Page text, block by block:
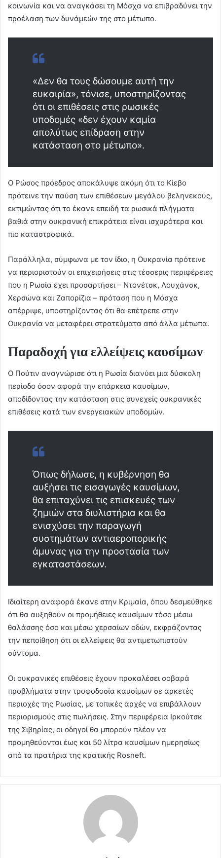
κοινωνία και να αναγκάσει τη Μόσχα να επιβραδύνει την
προέλαση των δυνάμεών της στο μέτωπο.
«Δεν θα τους δώσουμε αυτή την
ευκαιρία», τόνισε, υποστηρίζοντας
ότι οι επιθέσεις στις ρωσικές
υποδομές «δεν έχουν καμία
απολύτως επίδραση στην
κατάσταση στο μέτωπο».
Ο Ρώσος πρόεδρος αποκάλυψε ακόμη ότι το Κίεβο
πρότεινε την παύση των επιθέσεων μεγάλου βεληνεκούς,
εκτιμώντας ότι το έκανε επειδή τα ρωσικά πλήγματα
βαθιά στην ουκρανική επικράτεια είναι ισχυρότερα και
πιο καταστροφικά.
Παράλληλα, σύμφωνα με τον ίδιο, η Ουκρανία πρότεινε
να περιοριστούν οι επιχειρήσεις στις τέσσερις περιφέρειες
που η Ρωσία έχει προσαρτήσει – Ντονέτσκ, Λουχάνσκ,
Χερσώνα και Ζαπορίζια – πρόταση που η Μόσχα
απέρριψε, υποστηρίζοντας ότι θα επέτρεπε στην
Ουκρανία να μεταφέρει στρατεύματα από άλλα μέτωπα.
Παραδοχή για ελλείψεις καυσίμων
Ο Πούτιν αναγνώρισε ότι η Ρωσία διανύει μια δύσκολη
περίοδο όσον αφορά την επάρκεια καυσίμων,
αποδίδοντας την κατάσταση στις συνεχείς ουκρανικές
επιθέσεις κατά των ενεργειακών υποδομών.
Όπως δήλωσε, η κυβέρνηση θα
αυξήσει τις εισαγωγές καυσίμων,
θα επιταχύνει τις επισκευές των
ζημιών στα διυλιστήρια και θα
ενισχύσει την παραγωγή
συστημάτων αντιαεροπορικής
άμυνας για την προστασία των
εγκαταστάσεων.
Ιδιαίτερη αναφορά έκανε στην Κριμαία, όπου δεσμεύθηκε
ότι θα αυξηθούν οι προμήθειες καυσίμων τόσο μέσω
θαλάσσης όσο και μέσω χερσαίων οδών, εκφράζοντας
την πεποίθηση ότι οι ελλείψεις θα αντιμετωπιστούν
σύντομα.
Οι ουκρανικές επιθέσεις έχουν προκαλέσει σοβαρά
προβλήματα στην τροφοδοσία καυσίμων σε αρκετές
περιοχές της Ρωσίας, με τοπικές αρχές να επιβάλλουν
περιορισμούς στις πωλήσεις. Στην περιφέρεια Ιρκούτσκ
της Σιβηρίας, οι οδηγοί θα μπορούν πλέον να
προμηθεύονται έως και 50 λίτρα καυσίμων ημερησίως
από τα πρατήρια της κρατικής Rosneft.